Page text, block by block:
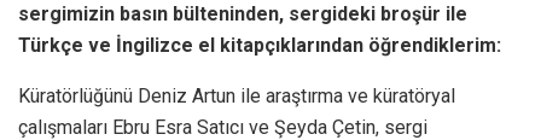
sergimizin basın bülteninden, sergideki broşür ile
Türkçe ve İngilizce el kitapçıklarından öğrendiklerim:
Küratörlüğünü Deniz Artun ile araştırma ve küratöryal
çalışmaları Ebru Esra Satıcı ve Şeyda Çetin, sergi